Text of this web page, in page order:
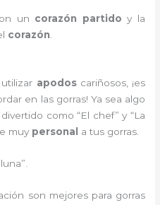
un corazón partido y la
corazón.
apodoscariñosos, ¡es
en las gorras! Ya sea algo
como “El chef” y “La
muy personal a tus gorras.
son mejores para gorras